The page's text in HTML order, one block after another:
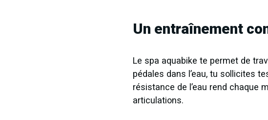
Un entraînement
Le spa aquabike te permet de
pédales dans l’eau, tu sollicites
résistance de l’eau rend chaque
articulations.